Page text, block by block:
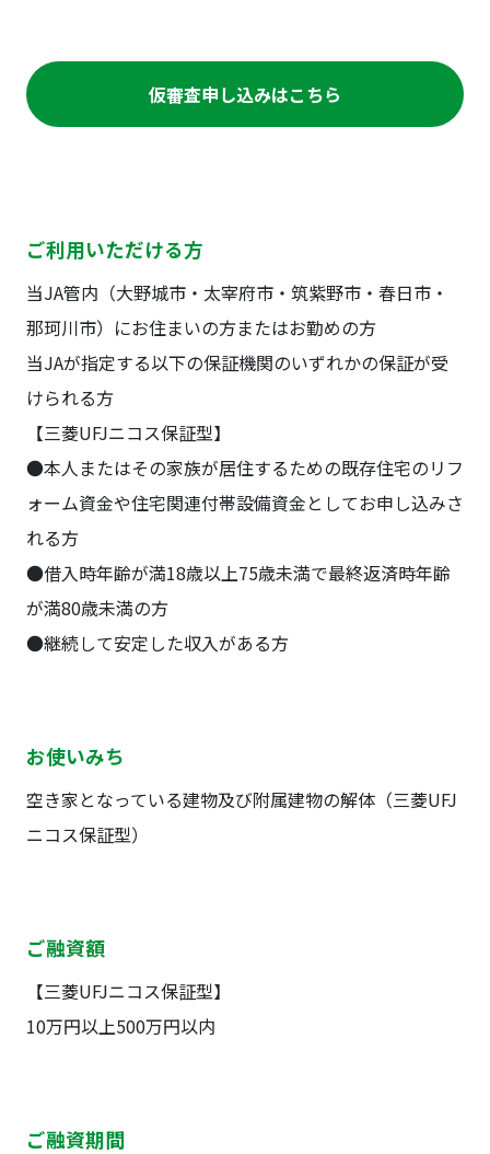
仮審査申し込みはこちら
ご利用いただける方
当JA管内（大野城市・太宰府市・筑紫野市・春日市・
那珂川市）にお住まいの方またはお勤めの方
当JAが指定する以下の保証機関のいずれかの保証が受
けられる方
【三菱UFJニコス保証型】
●本人またはその家族が居住するための既存住宅のリフ
ォーム資金や住宅関連付帯設備資金としてお申し込みさ
れる方
●借入時年齢が満18歳以上75歳未満で最終返済時年齢
が満80歳未満の方
●継続して安定した収入がある方
お使いみち
空き家となっている建物及び附属建物の解体（三菱UFJ
ニコス保証型）
ご融資額
【三菱UFJニコス保証型】
10万円以上500万円以内
ご融資期間